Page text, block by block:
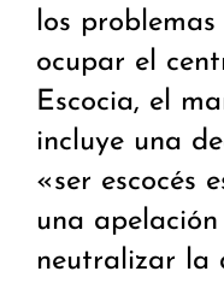
los
ocupar el
Escocia, el
incluye una
«ser escocés
una
neutralizar la